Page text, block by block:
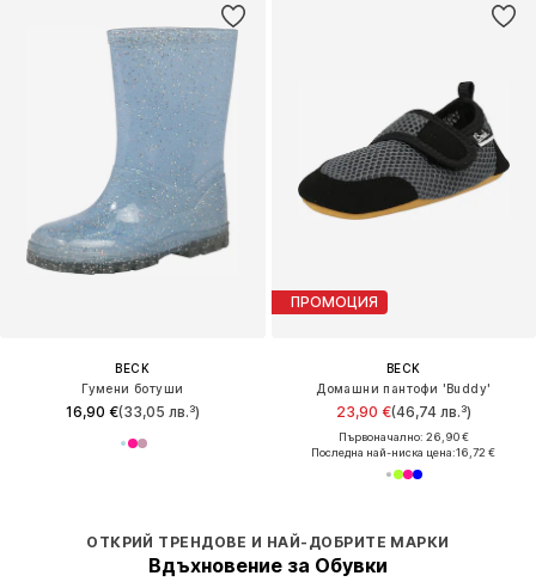
BECK
Гумени ботуши
16,90 €(33,05 лв.³)
ОТКРИЙ ТРЕНДОВЕ И НАЙ-ДОБРИТЕ МАРКИ
Вдъхновение за Обувки
ПРОМОЦИЯ
BECK
Домашни пантофи 'Buddy'
23,90 €(46,74 лв.³)
Първоначално: 26,90 €
Последна най-ниска цена:16,72 €